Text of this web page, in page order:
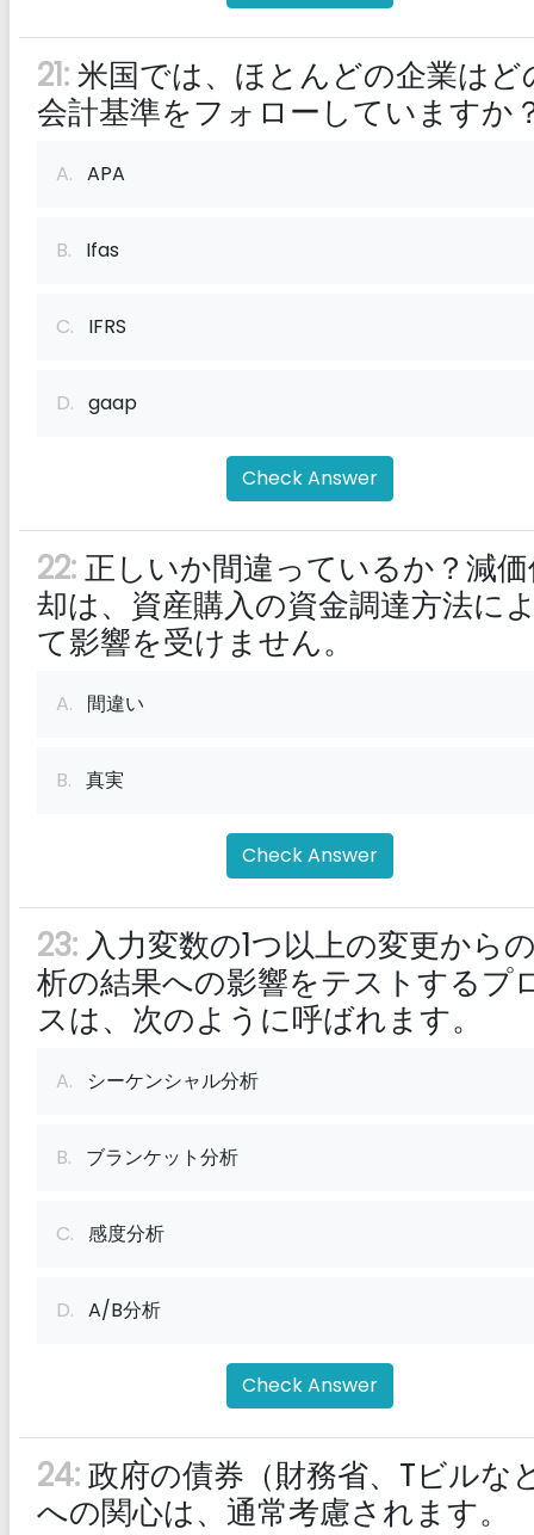
21:米国では、ほとんどの企業はど
会計基準をフォローしていますか
A. APA
B. Ifas
C. IFRS
D. gaap
Check Answer
22:正しいか間違っているか？減
却は、資産購入の資金調達方法に
て影響を受けません。
A. 間違い
B. 真実
Check Answer
23: 入力変数の1つ以上の変更から
析の結果への影響をテストするプ
スは、次のように呼ばれます。
A. シーケンシャル分析
B. ブランケット分析
C. 感度分析
D. A/B分析
Check Answer
24:政府の債券（財務省、Tビルな
への関心は、通常考慮されます。